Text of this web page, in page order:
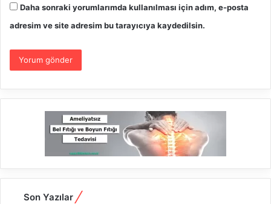
Daha sonraki yorumlarımda kullanılması için adım, e-posta
adresim ve site adresim bu tarayıcıya kaydedilsin.
Son Yazılar